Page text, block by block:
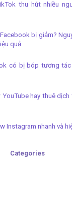
thu hút nhiều
bị giảm?
quả
có bị bóp tương
hay thuê dịch
Instagram nhanh và
Categories